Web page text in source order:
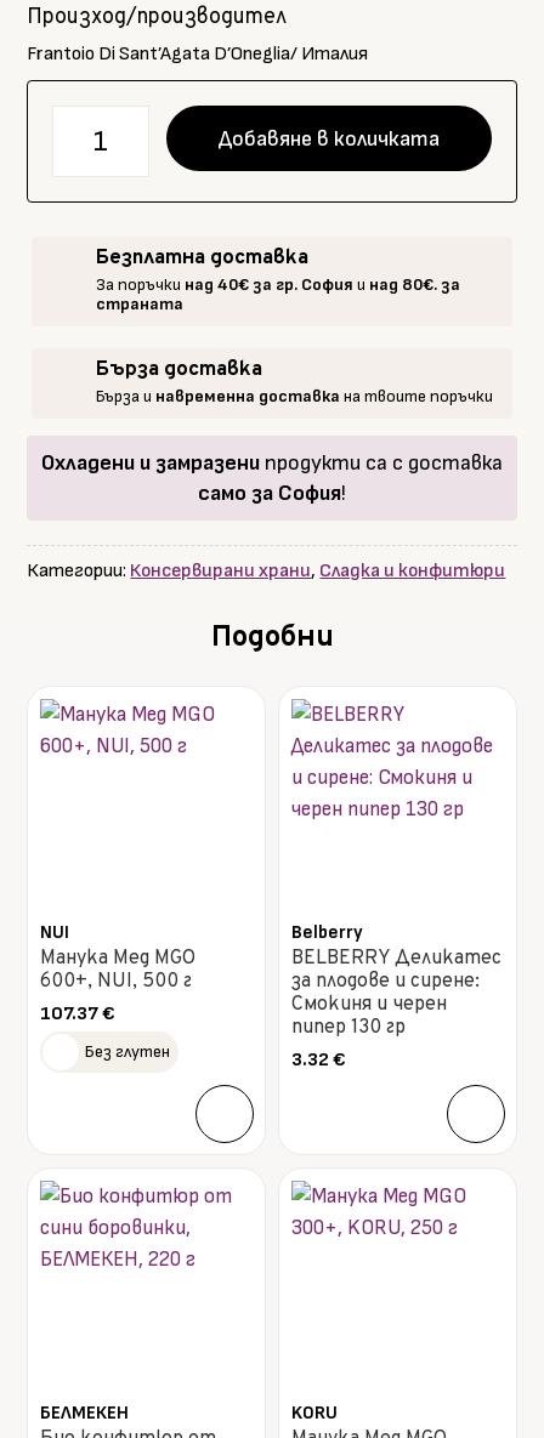
Произход/производител
Frantoio Di Sant’Agata D’Oneglia/ Италия
от
FRANTOIO,
Добавяне в количката
Безплатна доставка
За поръчки над 40€ за гр. София и над 80€. за
страната
Бърза доставка
Бърза и навременна доставка на твоите поръчки
Охладени и замразени продукти са с доставка
само за София!
Категории: Консервирани храни, Сладка и конфитюри
Подобни
NUI
Манука Мед MGO
600+, NUI, 500 г
107.37€
Без глутен
Belberry
BELBERRY Деликатес
за плодове и сирене:
Смокиня и черен
пипер 130 гр
3.32 €
БЕЛМЕКЕН KORU